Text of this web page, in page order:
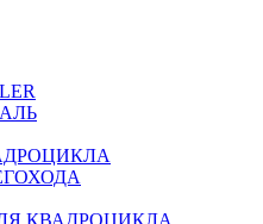
КВАДРОЦИКЛА